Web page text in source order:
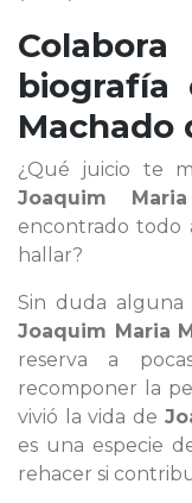
biografía
Machado
¿Qué juicio te
Joaquim
encontrado todo
hallar?
Sin duda alguna
Joaquim Maria
reserva a
recomponer la
vivió la vida de
es una especie
rehacer si